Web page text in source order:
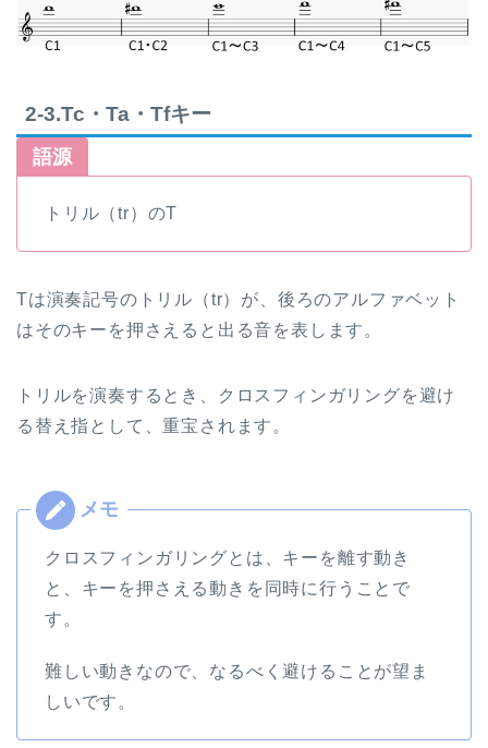
2-3.Tc・Ta・Tfキー
語源
トリル（tr）のT
Tは演奏記号のトリル（tr）が、後ろのアルファベット
はそのキーを押さえると出る音を表します。
トリルを演奏するとき、クロスフィンガリングを避け
る替え指として、重宝されます。
クロスフィンガリングとは、キーを離す動き
と、キーを押さえる動きを同時に行うことで
す。
難しい動きなので、なるべく避けることが望ま
しいです。